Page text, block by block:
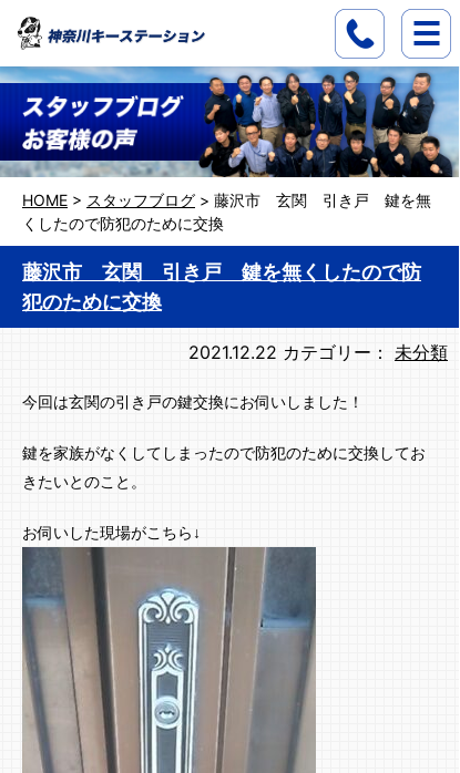
HOME > スタッフブログ > 藤沢市 玄関 引き戸 鍵を無
くしたので防犯のために交換
藤沢市 玄関 引き戸 鍵を無くしたので防
犯のために交換
2021.12.22 カテゴリー： 未分類
今回は玄関の引き戸の鍵交換にお伺いしました！
鍵を家族がなくしてしまったので防犯のために交換してお
きたいとのこと。
お伺いした現場がこちら↓